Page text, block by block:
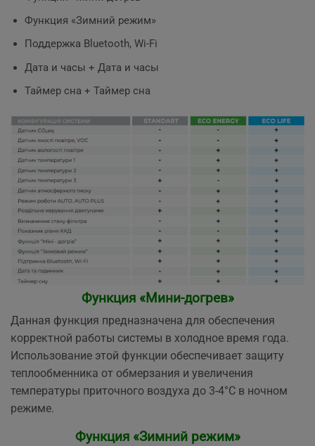
Функция «Зимний режим»
Поддержка Bluetooth, Wi-Fi
Дата и часы + Дата и часы
Таймер сна + Таймер сна
Функция «Мини-догрев»
Данная функция предназначена для обеспечения
корректной работы системы в холодное время года.
Использование этой функции обеспечивает защиту
теплообменника от обмерзания и увеличения
температуры приточного воздуха до 3-4°С в ночном
режиме.
Функция «Зимний режим»